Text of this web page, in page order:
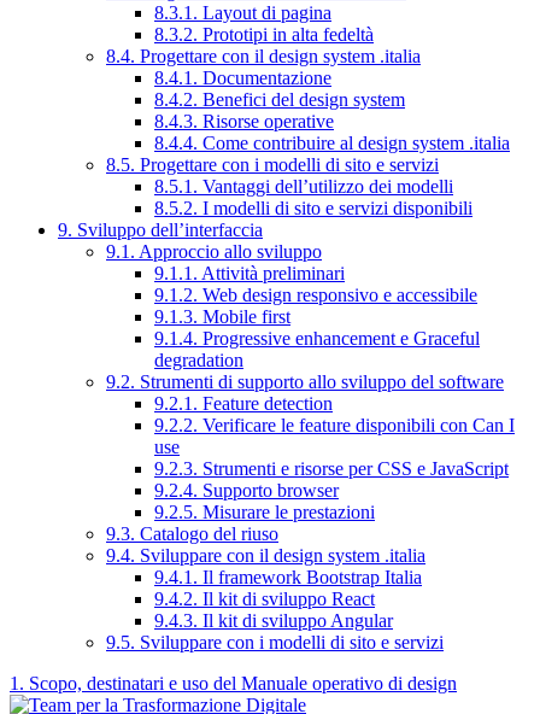
8.3.1. Layout di pagina
8.3.2. Prototipi in alta fedeltà
8.4. Progettare con il design system .italia
8.4.1. Documentazione
8.4.2. Benefici del design system
8.4.3. Risorse operative
8.4.4. Come contribuire al design system .italia
8.5. Progettare con i modelli di sito e servizi
8.5.1. Vantaggi dell’utilizzo dei modelli
8.5.2. I modelli di sito e servizi disponibili
9. Sviluppo dell’interfaccia
9.1. Approccio allo sviluppo
9.1.1. Attività preliminari
9.1.2. Web design responsivo e accessibile
9.1.3. Mobile first
9.1.4. Progressive enhancement e Graceful
degradation
9.2. Strumenti di supporto allo sviluppo del software
9.2.1. Feature detection
9.2.2. Verificare le feature disponibili con Can I
use
9.2.3. Strumenti e risorse per CSS e JavaScript
9.2.4. Supporto browser
9.2.5. Misurare le prestazioni
9.3. Catalogo del riuso
9.4. Sviluppare con il design system .italia
9.4.1. Il framework Bootstrap Italia
9.4.2. Il kit di sviluppo React
9.4.3. Il kit di sviluppo Angular
9.5. Sviluppare con i modelli di sito e servizi
1. Scopo, destinatari e uso del Manuale operativo di design